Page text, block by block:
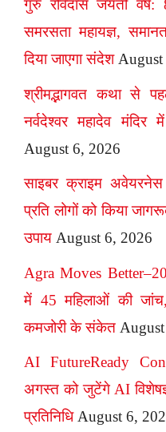
गुरु रविदास जयंती
समरसता महायज्ञ,
दिया जाएगा संदेश
श्रीमद्भागवत कथा से
नर्वदेश्वर महादेव
August 6, 2026
साइबर क्राइम
प्रति लोगों को किया
उपाय August 6, 2026
Agra Moves
में 45 महिलाओं की
कमजोरी के संकेत
AI FutureReady
अगस्त को जुटेंगे AI
प्रतिनिधि August 6,